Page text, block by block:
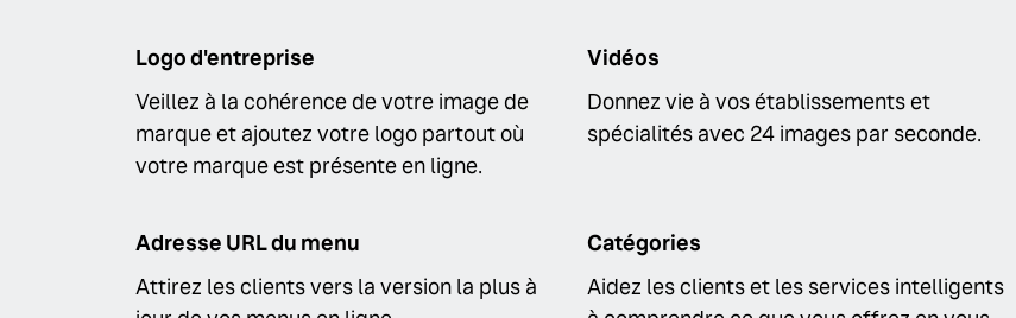
Logo d'entreprise
Veillez à la cohérence de votre image de
marque et ajoutez votre logo partout où
votre marque est présente en ligne.
Vidéos
Donnez vie à vos établissements et
spécialités avec 24 images par seconde.
Adresse URL du menu
Attirez les clients vers la version la plus à
Catégories
Aidez les clients et les services intelligents